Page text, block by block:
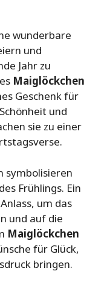
wunderbare
und
Jahr zu
Maiglöckchen
Geschenk für
und
sie zu einer
symbolisieren
Frühlings. Ein
um das
und auf die
Maiglöckchen
für Glück,
bringen.